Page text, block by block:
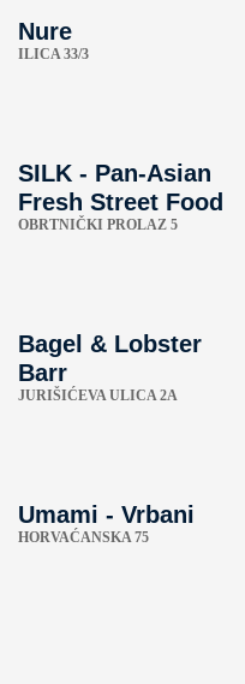
Nure
ILICA 33/3
SILK - Pan-Asian
Fresh Street Food
OBRTNIČKI PROLAZ 5
Bagel & Lobster
Barr
JURIŠIĆEVA ULICA 2A
Umami - Vrbani
HORVAĆANSKA 75